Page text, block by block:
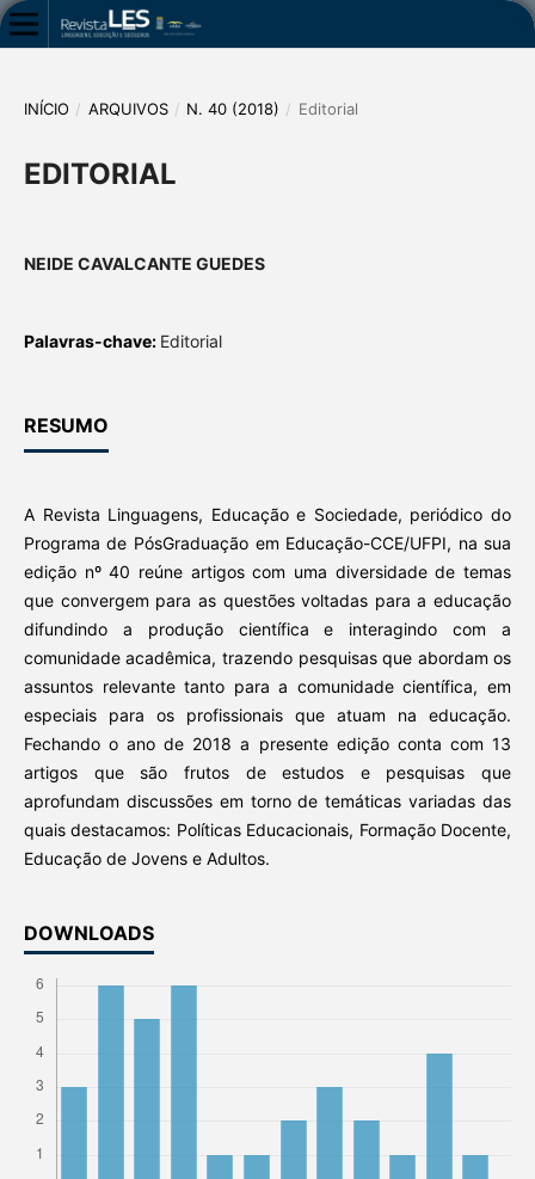
INÍCIO / ARQUIVOS / N. 40 (2018) / Editorial
EDITORIAL
NEIDE CAVALCANTE GUEDES
Palavras-chave: Editorial
RESUMO
A Revista Linguagens, Educação e Sociedade, periódico do
Programa de PósGraduação em Educação-CCE/UFPI, na sua
edição nº 40 reúne artigos com uma diversidade de temas
que convergem para as questões voltadas para a educação
difundindo a produção científica e interagindo com a
comunidade acadêmica, trazendo pesquisas que abordam os
assuntos relevante tanto para a comunidade científica, em
especiais para os profissionais que atuam na educação.
Fechando o ano de 2018 a presente edição conta com 13
artigos que são frutos de estudos e pesquisas que
aprofundam discussões em torno de temáticas variadas das
quais destacamos: Políticas Educacionais, Formação Docente,
Educação de Jovens e Adultos.
DOWNLOADS